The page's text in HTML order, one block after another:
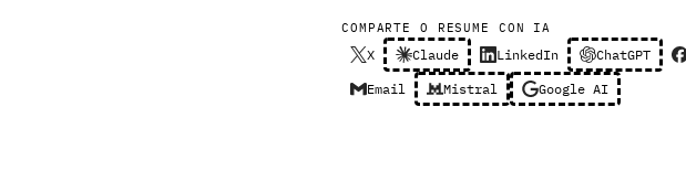
COMPARTE O RESUME CON IA
X Claude LinkedIn ChatGPT
Email Mistral Google AI